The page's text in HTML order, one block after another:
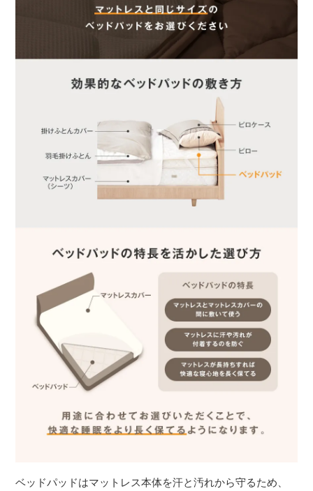
ベッドパッドはマットレス本体を汗と汚れから守るため、